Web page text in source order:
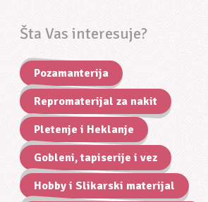
Šta Vas interesuje?
Pozamanterija
Repromaterijal za nakit
Pletenje i Heklanje
Gobleni, tapiserije i vez
Hobby i Slikarski materijal